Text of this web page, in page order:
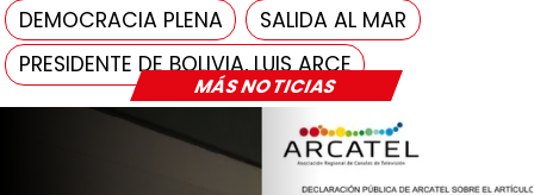
MÁS NOTICIAS
DEMOCRACIA PLENA
SALIDA AL MAR
PRESIDENTE DE BOLIVIA, LUIS ARCE